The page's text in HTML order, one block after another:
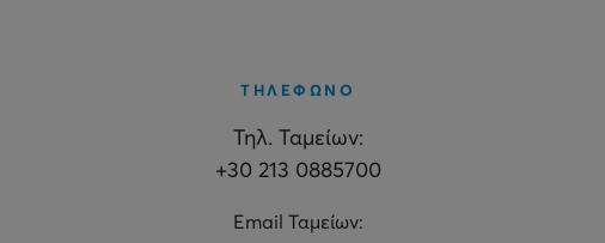
ΤΗΛΕΦΩΝΟ
Τηλ. Ταμείων:
+30 213 0885700
Εmail Ταμείων: